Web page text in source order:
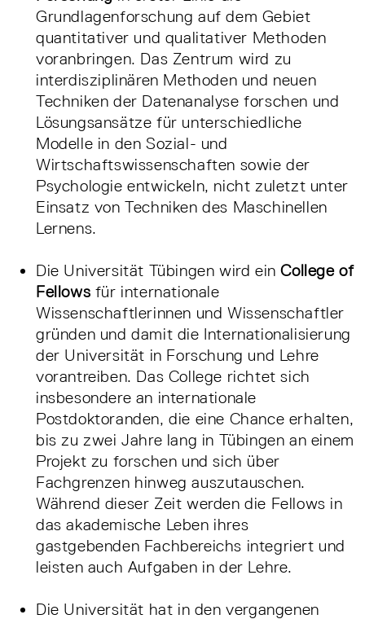
Grundlagenforschung auf dem Gebiet
quantitativer und qualitativer Methoden
voranbringen. Das Zentrum wird zu
interdisziplinären Methoden und neuen
Techniken der Datenanalyse forschen und
Lösungsansätze für unterschiedliche
Modelle in den Sozial- und
Wirtschaftswissenschaften sowie der
Psychologie entwickeln, nicht zuletzt unter
Einsatz von Techniken des Maschinellen
Lernens.
Die Universität Tübingen wird einCollege of
Fellows für internationale
Wissenschaftlerinnen und Wissenschaftler
gründen und damit die Internationalisierung
der Universität in Forschung und Lehre
vorantreiben. Das College richtet sich
insbesondere an internationale
Postdoktoranden, die eine Chance erhalten,
bis zu zwei Jahre lang in Tübingen an einem
Projekt zu forschen und sich über
Fachgrenzen hinweg auszutauschen.
Während dieser Zeit werden die Fellows in
das akademische Leben ihres
gastgebenden Fachbereichs integriert und
leisten auch Aufgaben in der Lehre.
Die Universität hat in den vergangenen